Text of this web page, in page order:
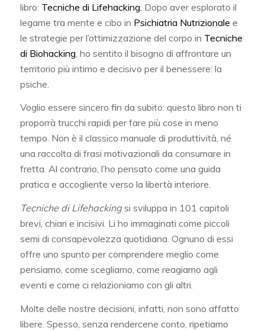
libro: Tecniche di Lifehacking. Dopo aver esplorato il
legame tra mente e cibo in Psichiatria Nutrizionale e
le strategie per l’ottimizzazione del corpo in Tecniche
di Biohacking , ho sentito il bisogno di affrontare un
territorio più intimo e decisivo per il benessere: la
psiche.
Voglio essere sincero fin da subito: questo libro non ti
proporrà trucchi rapidi per fare più cose in meno
tempo. Non è il classico manuale di produttività, né
una raccolta di frasi motivazionali da consumare in
fretta. Al contrario, l’ho pensato come una guida
pratica e accogliente verso la libertà interiore.
Tecniche di Lifehackingsi sviluppa in 101 capitoli
brevi, chiari e incisivi. Li ho immaginati come piccoli
semi di consapevolezza quotidiana. Ognuno di essi
offre uno spunto per comprendere meglio come
pensiamo, come scegliamo, come reagiamo agli
eventi e come ci relazioniamo con gli altri.
Molte delle nostre decisioni, infatti, non sono affatto
libere. Spesso, senza rendercene conto, ripetiamo